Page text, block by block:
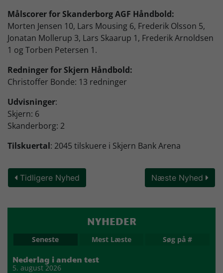
Målscorer for Skanderborg AGF Håndbold:
Morten Jensen 10, Lars Mousing 6, Frederik Olsson 5,
Jonatan Mollerup 3, Lars Skaarup 1, Frederik Arnoldsen
1 og Torben Petersen 1.
Redninger for Skjern Håndbold:
Christoffer Bonde: 13 redninger
Udvisninger:
Skjern: 6
Skanderborg: 2
Tilskuertal: 2045 tilskuere i Skjern Bank Arena
Tidligere Nyhed Næste Nyhed
NYHEDER
Seneste Mest Læste Søg på #
Nederlag i anden test
5. august 2026